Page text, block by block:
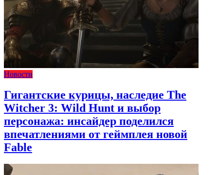
Новости
Гигантские курицы, наследие The
Witcher 3: Wild Hunt и выбор
персонажа: инсайдер поделился
впечатлениями от геймплея новой
Fable